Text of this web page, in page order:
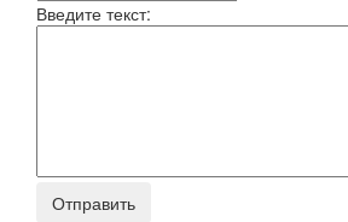
Введите текст: